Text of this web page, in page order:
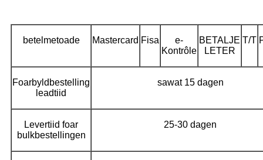
betelmetoade Mastercard Fisa
e-
Kontrôle
BETALJE
LETER
T/T
Foarbyldbestelling
leadtiid
sawat 15 dagen
Levertiid foar
bulkbestellingen
25-30 dagen